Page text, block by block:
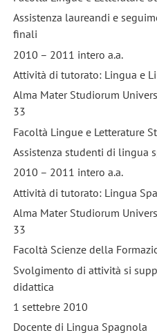
Assistenza laureandi e
finali
2010 – 2011 intero a.a.
Attività di tutorato: Lingua e
Alma Mater Studiorum
33
Facoltà Lingue e Letterature
Assistenza studenti di lingua
2010 – 2011 intero a.a.
Attività di tutorato: Lingua
Alma Mater Studiorum
33
Facoltà Scienze della
Svolgimento di attività si
didattica
1 settebre 2010
Docente di Lingua Spagnola